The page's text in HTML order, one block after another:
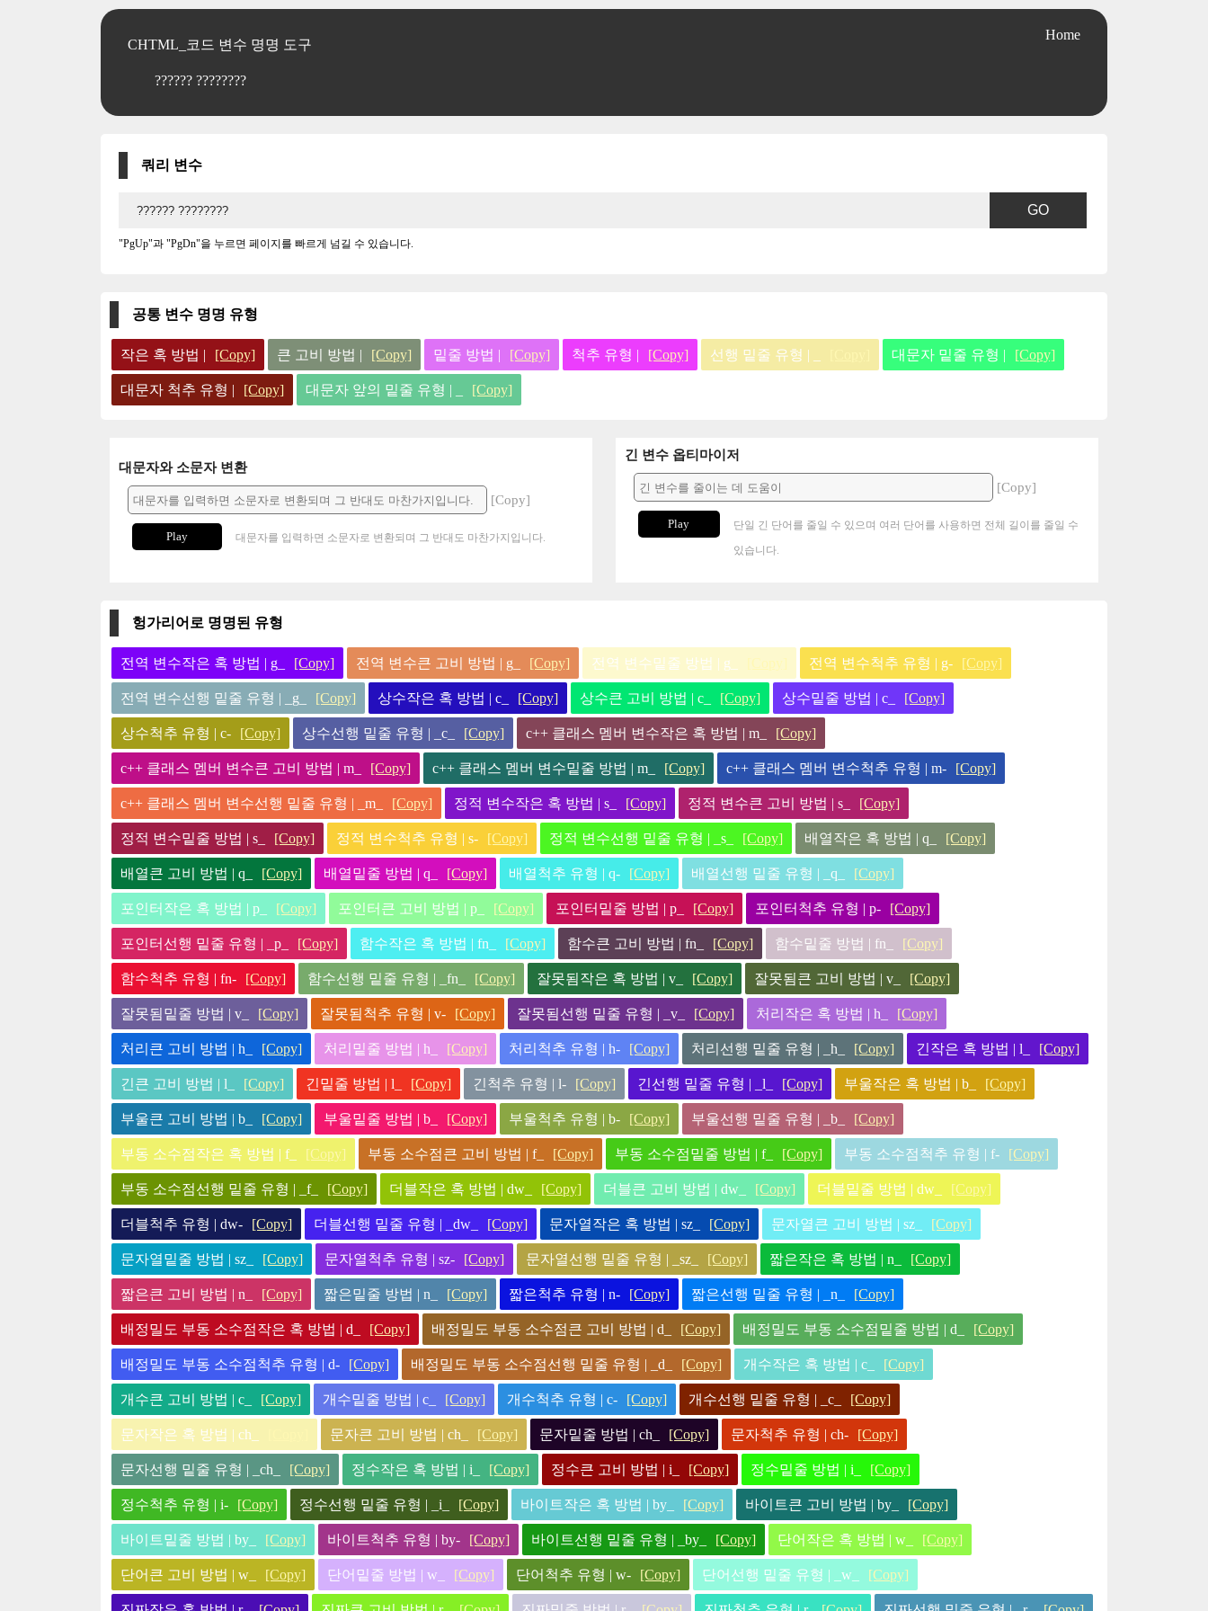
CHTML_코드 변수 명명 도구
?????? ????????
Home
쿼리 변수
"PgUp"과 "PgDn"을 누르면 페이지를 빠르게 넘길 수 있습니다.
공통 변수 명명 유형
작은 혹 방법 | [Copy] 큰 고비 방법 | [Copy] 밑줄 방법 | [Copy] 척추 유형 | [Copy] 선행 밑줄 유형 | _ 대문자 밑줄 유형 | [Copy]
대문자 척추 유형 | [Copy] 대문자 앞의 밑줄 유형 | _ [Copy]
대문자와 소문자 변환
[Copy]
Play 대문자를 입력하면 소문자로 변환되며 그 반대도 마찬가지입니다.
긴 변수 옵티마이저
[Copy]
Play
단일 긴 단어를 줄일 수 있으며 여러 단어를 사용하면 전체 길이를 줄일 수
있습니다.
헝가리어로 명명된 유형
전역 변수작은 혹 방법 | g_ [Copy] 전역 변수큰 고비 방법 | g_ [Copy] 전역 변수밑줄 방법 | g_ [Copy] 전역 변수척추 유형 | g- [Copy]
전역 변수선행 밑줄 유형 | _g_ [Copy] 상수작은 혹 방법 | c_ [Copy] 상수큰 고비 방법 | c_ [Copy] 상수밑줄 방법 | c_ [Copy]
상수척추 유형 | c- [Copy] 상수선행 밑줄 유형 | _c_ [Copy] c++ 클래스 멤버 변수작은 혹 방법 | m_ [Copy]
c++ 클래스 멤버 변수큰 고비 방법 | m_ [Copy] c++ 클래스 멤버 변수밑줄 방법 | m_ [Copy] c++ 클래스 멤버 변수척추 유형 | m- [Copy]
c++ 클래스 멤버 변수선행 밑줄 유형 | _m_ [Copy] 정적 변수작은 혹 방법 | s_ [Copy] 정적 변수큰 고비 방법 | s_ [Copy]
정적 변수밑줄 방법 | s_ [Copy] 정적 변수척추 유형 | s- [Copy] 정적 변수선행 밑줄 유형 | _s_ [Copy] 배열작은 혹 방법 | q_ [Copy]
배열큰 고비 방법 | q_ [Copy] 배열밑줄 방법 | q_ [Copy] 배열척추 유형 | q- [Copy] 배열선행 밑줄 유형 | _q_ [Copy]
포인터작은 혹 방법 | p_ [Copy] 포인터큰 고비 방법 | p_ [Copy] 포인터밑줄 방법 | p_ [Copy] 포인터척추 유형 | p- [Copy]
포인터선행 밑줄 유형 | _p_ [Copy] 함수작은 혹 방법 | fn_ [Copy] 함수큰 고비 방법 | fn_ [Copy] 함수밑줄 방법 | fn_ [Copy]
함수척추 유형 | fn- [Copy] 함수선행 밑줄 유형 | _fn_ [Copy] 잘못됨작은 혹 방법 | v_ [Copy] 잘못됨큰 고비 방법 | v_ [Copy]
잘못됨밑줄 방법 | v_ [Copy] 잘못됨척추 유형 | v- [Copy] 잘못됨선행 밑줄 유형 | _v_ [Copy] 처리작은 혹 방법 | h_ [Copy]
처리큰 고비 방법 | h_ [Copy] 처리밑줄 방법 | h_ [Copy] 처리척추 유형 | h- [Copy] 처리선행 밑줄 유형 | _h_ [Copy] 긴작은 혹 방법 | l_ [Copy]
긴큰 고비 방법 | l_ [Copy] 긴밑줄 방법 | l_ [Copy] 긴척추 유형 | l- [Copy] 긴선행 밑줄 유형 | _l_ [Copy] 부울작은 혹 방법 | b_ [Copy]
부울큰 고비 방법 | b_ [Copy] 부울밑줄 방법 | b_ [Copy] 부울척추 유형 | b- [Copy] 부울선행 밑줄 유형 | _b_ [Copy]
부동 소수점작은 혹 방법 | f_ [Copy] 부동 소수점큰 고비 방법 | f_ [Copy] 부동 소수점밑줄 방법 | f_ [Copy] 부동 소수점척추 유형 | f- [Copy]
부동 소수점선행 밑줄 유형 | _f_ [Copy] 더블작은 혹 방법 | dw_ [Copy] 더블큰 고비 방법 | dw_ [Copy] 더블밑줄 방법 | dw_ [Copy]
더블척추 유형 | dw- [Copy] 더블선행 밑줄 유형 | _dw_ [Copy] 문자열작은 혹 방법 | sz_ [Copy] 문자열큰 고비 방법 | sz_ [Copy]
문자열밑줄 방법 | sz_ [Copy] 문자열척추 유형 | sz- [Copy] 문자열선행 밑줄 유형 | _sz_ [Copy] 짧은작은 혹 방법 | n_ [Copy]
짧은큰 고비 방법 | n_ [Copy] 짧은밑줄 방법 | n_ [Copy] 짧은척추 유형 | n- [Copy] 짧은선행 밑줄 유형 | _n_ [Copy]
배정밀도 부동 소수점작은 혹 방법 | d_ [Copy] 배정밀도 부동 소수점큰 고비 방법 | d_ [Copy] 배정밀도 부동 소수점밑줄 방법 | d_ [Copy]
배정밀도 부동 소수점척추 유형 | d- [Copy] 배정밀도 부동 소수점선행 밑줄 유형 | _d_ [Copy] 개수작은 혹 방법 | c_ [Copy]
개수큰 고비 방법 | c_ [Copy] 개수밑줄 방법 | c_ [Copy] 개수척추 유형 | c- [Copy] 개수선행 밑줄 유형 | _c_ [Copy]
문자작은 혹 방법 | ch_ 문자큰 고비 방법 | ch_ [Copy] 문자밑줄 방법 | ch_ [Copy] 문자척추 유형 | ch- [Copy]
문자선행 밑줄 유형 | _ch_ [Copy] 정수작은 혹 방법 | i_ [Copy] 정수큰 고비 방법 | i_ [Copy] 정수밑줄 방법 | i_ [Copy]
정수척추 유형 | i- [Copy] 정수선행 밑줄 유형 | _i_ [Copy] 바이트작은 혹 방법 | by_ [Copy] 바이트큰 고비 방법 | by_ [Copy]
바이트밑줄 방법 | by_ [Copy] 바이트척추 유형 | by- [Copy] 바이트선행 밑줄 유형 | _by_ [Copy] 단어작은 혹 방법 | w_ [Copy]
단어큰 고비 방법 | w_ [Copy] 단어밑줄 방법 | w_ [Copy] 단어척추 유형 | w- [Copy] 단어선행 밑줄 유형 | _w_ [Copy]